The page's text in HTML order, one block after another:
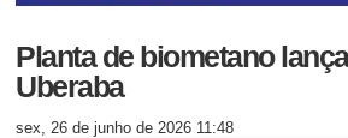
Planta de biometano
Uberaba
sex, 26 de junho de 2026 11:48